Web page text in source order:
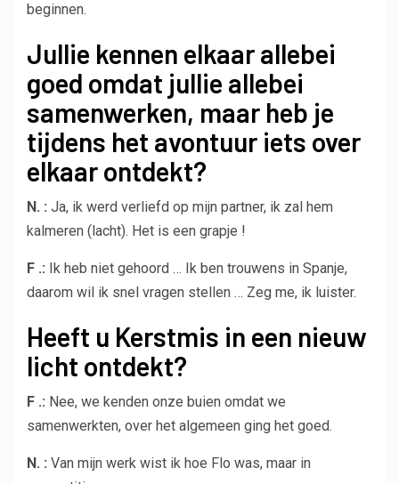
beginnen.
Jullie kennen elkaar allebei
goed omdat jullie allebei
samenwerken, maar heb je
tijdens het avontuur iets over
elkaar ontdekt?
N. : Ja, ik werd verliefd op mijn partner, ik zal hem
kalmeren (lacht). Het is een grapje !
F .:
Ik heb niet gehoord … Ik ben trouwens in Spanje,
daarom wil ik snel vragen stellen … Zeg me, ik luister.
Heeft u Kerstmis in een nieuw
licht ontdekt?
F .: Nee, we kenden onze buien omdat we
samenwerkten, over het algemeen ging het goed.
N. : Van mijn werk wist ik hoe Flo was, maar in